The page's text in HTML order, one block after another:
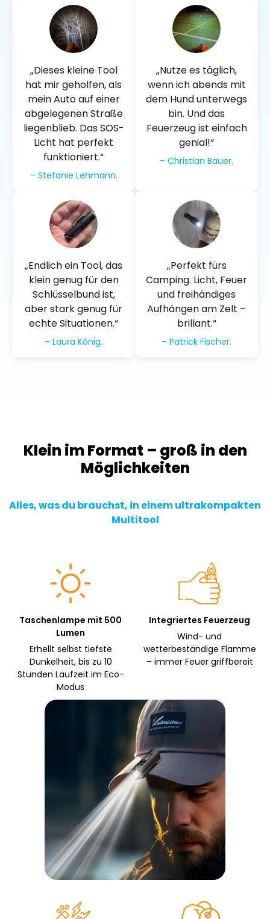
„Dieses kleine Tool
hat mir geholfen, als
mein Auto auf einer
abgelegenen Straße
liegenblieb. Das SOS-
Licht hat perfekt
funktioniert.“
– Stefanie Lehmann.
„Nutze es täglich,
wenn ich abends mit
dem Hund unterwegs
bin. Und das
Feuerzeug ist einfach
genial!“
– Christian Bauer.
„Endlich ein Tool, das
klein genug für den
Schlüsselbund ist,
aber stark genug für
echte Situationen.“
– Laura König.
„Perfekt fürs
Camping. Licht, Feuer
und freihändiges
Aufhängen am Zelt –
brillant.“
– Patrick Fischer.
Klein im Format – groß in den
Möglichkeiten
Alles, was du brauchst, in einem ultrakompakten
Multitool
Taschenlampe mit 500
Lumen
Erhellt selbst tiefste
Dunkelheit, bis zu 10
Stunden Laufzeit im Eco-
Modus
Integriertes Feuerzeug
Wind- und
wetterbeständige Flamme
– immer Feuer griffbereit